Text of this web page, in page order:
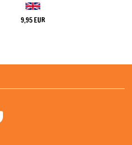
9,95 EUR